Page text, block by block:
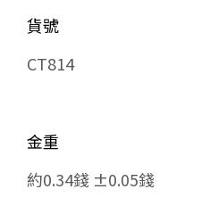
貨號
CT814
金重
約0.34錢 ±0.05錢